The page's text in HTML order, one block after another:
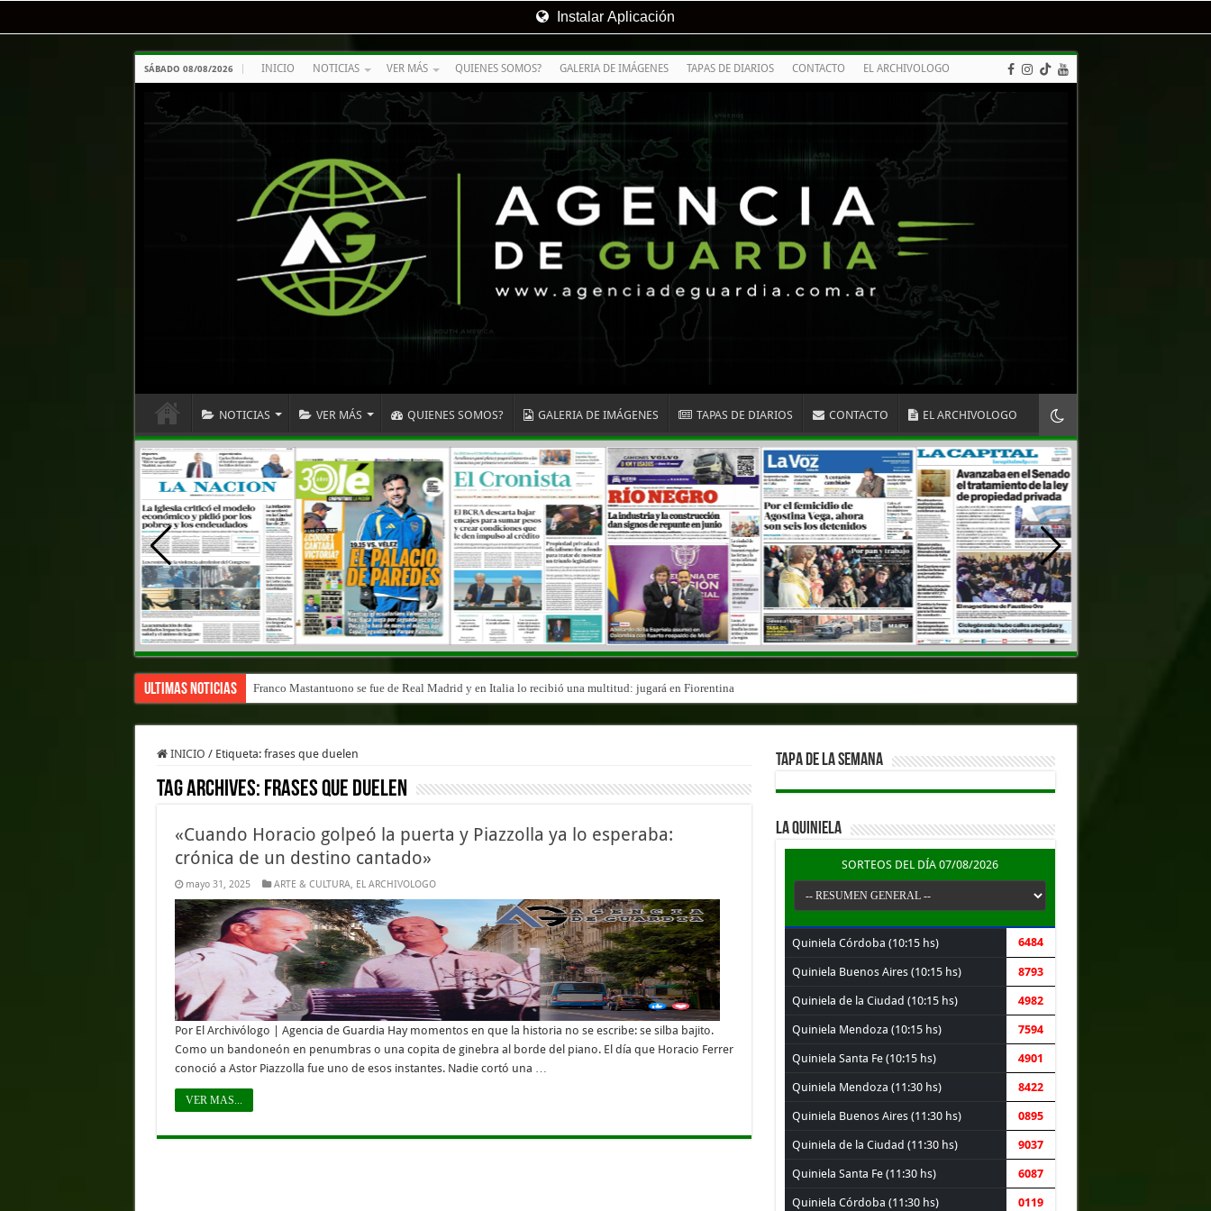
Instalar Aplicación
SÁBADO 08/08/2026 INICIO NOTICIAS VER MÁS QUIENES SOMOS? GALERIA DE IMÁGENES TAPAS DE DIARIOS CONTACTO EL ARCHIVOLOGO
NOTICIAS VER MÁS QUIENES SOMOS? GALERIA DE IMÁGENES TAPAS DE DIARIOS CONTACTO EL ARCHIVOLOGO
Ultimas Noticias Franco Mastantuono se fue de Real Madrid y en Italia lo recibió una multitud: jugará en Fiorentina
INICIO / Etiqueta: frases que duelen
Tag Archives: frases que duelen
«Cuando Horacio golpeó la puerta y Piazzolla ya lo esperaba:
crónica de un destino cantado»
mayo 31, 2025 ARTE & CULTURA, EL ARCHIVOLOGO
Por El Archivólogo | Agencia de Guardia Hay momentos en que la historia no se escribe: se silba bajito.
Como un bandoneón en penumbras o una copita de ginebra al borde del piano. El día que Horacio Ferrer
conoció a Astor Piazzolla fue uno de esos instantes. Nadie cortó una …
VER MAS...
TAPA DE LA SEMANA
LA QUINIELA
SORTEOS DEL DÍA 07/08/2026
Quiniela Córdoba (10:15 hs) 6484
Quiniela Buenos Aires (10:15 hs) 8793
Quiniela de la Ciudad (10:15 hs) 4982
Quiniela Mendoza (10:15 hs) 7594
Quiniela Santa Fe (10:15 hs) 4901
Quiniela Mendoza (11:30 hs) 8422
Quiniela Buenos Aires (11:30 hs) 0895
Quiniela de la Ciudad (11:30 hs) 9037
Quiniela Santa Fe (11:30 hs) 6087
Quiniela Córdoba (11:30 hs) 0119